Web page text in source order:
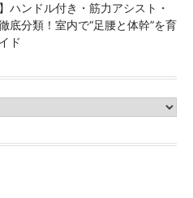
ハンドル付き・筋力アシスト・
底分類！室内で“足腰と体幹”を育
ド